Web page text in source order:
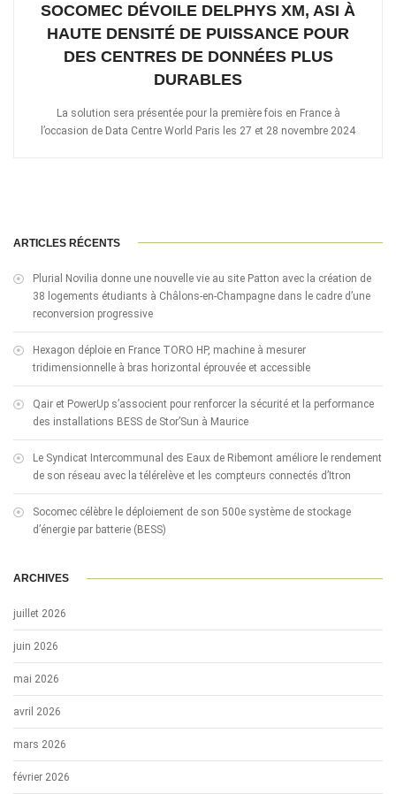
SOCOMEC DÉVOILE DELPHYS XM, ASI À
HAUTE DENSITÉ DE PUISSANCE POUR
DES CENTRES DE DONNÉES PLUS
DURABLES
La solution sera présentée pour la première fois en France à
l’occasion de Data Centre World Paris les 27 et 28 novembre 2024
ARTICLES RÉCENTS
Plurial Novilia donne une nouvelle vie au site Patton avec la création de
38 logements étudiants à Châlons-en-Champagne dans le cadre d’une
reconversion progressive
Hexagon déploie en France TORO HP, machine à mesurer
tridimensionnelle à bras horizontal éprouvée et accessible
Qair et PowerUp s’associent pour renforcer la sécurité et la performance
des installations BESS de Stor’Sun à Maurice
Le Syndicat Intercommunal des Eaux de Ribemont améliore le rendement
de son réseau avec la télérelève et les compteurs connectés d’Itron
Socomec célèbre le déploiement de son 500e système de stockage
d’énergie par batterie (BESS)
ARCHIVES
juillet 2026
juin 2026
mai 2026
avril 2026
mars 2026
février 2026